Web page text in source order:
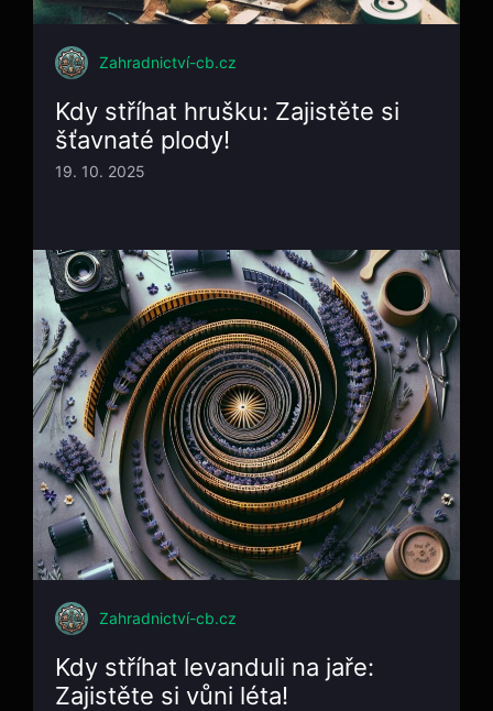
Zahradnictví-cb.cz
Kdy stříhat hrušku: Zajistěte si
šťavnaté plody!
19. 10. 2025
Zahradnictví-cb.cz
Kdy stříhat levanduli na jaře:
Zajistěte si vůni léta!